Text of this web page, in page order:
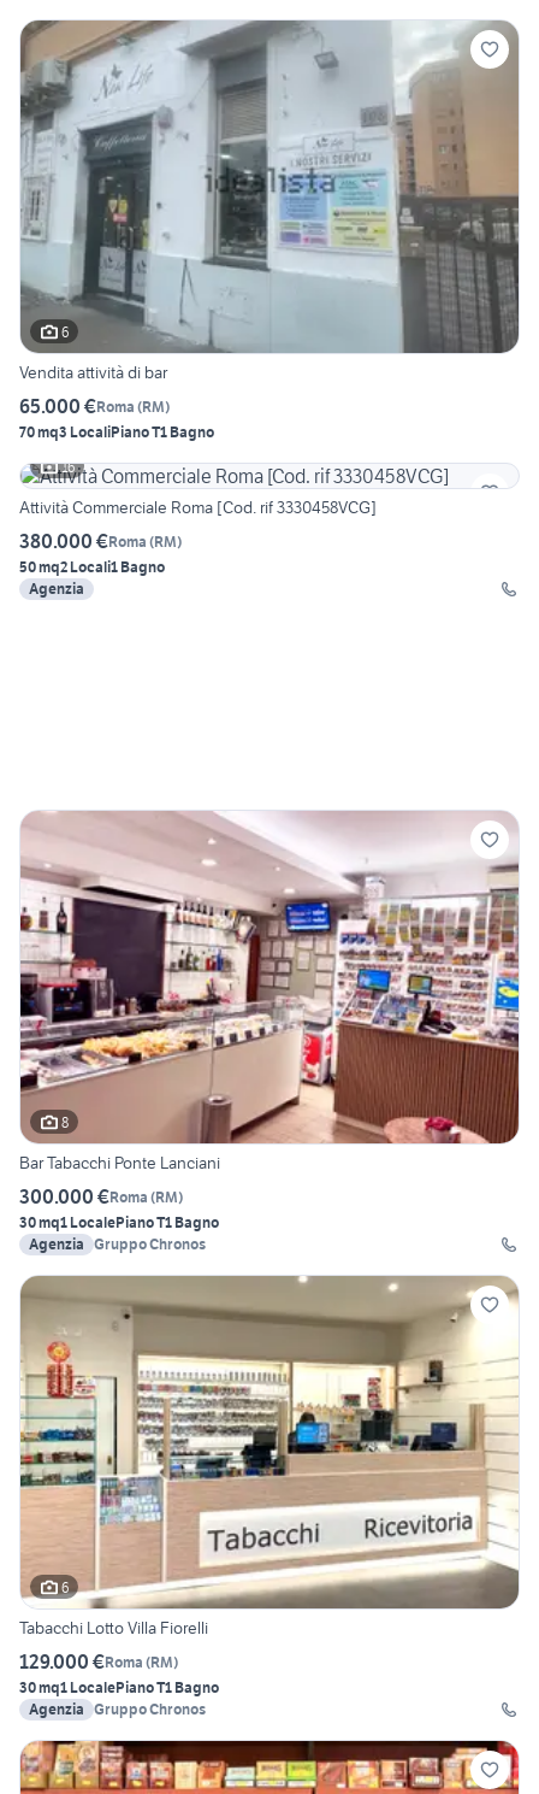
6
Vendita attività di bar
65.000 €Roma (RM)
70 mq3 LocaliPiano T1 Bagno
16
Attività Commerciale Roma [Cod. rif 3330458VCG]
380.000 €Roma (RM)
50 mq2 Locali1 Bagno
Agenzia
8
Bar Tabacchi Ponte Lanciani
300.000 €Roma (RM)
30 mq1 LocalePiano T1 Bagno
Agenzia Gruppo Chronos
6
Tabacchi Lotto Villa Fiorelli
129.000 €Roma (RM)
30 mq1 LocalePiano T1 Bagno
Agenzia Gruppo Chronos